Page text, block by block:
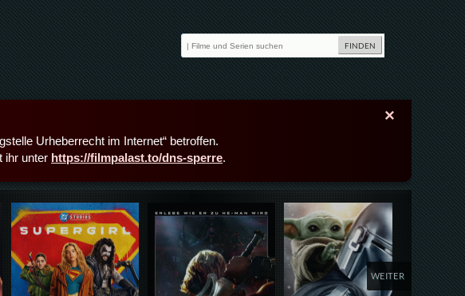
×
Urheberrecht im Internet“ betroffen.
ihr unter https://filmpalast.to/dns-sperre.
Details,Play Details,Play Details,Play
WEITER